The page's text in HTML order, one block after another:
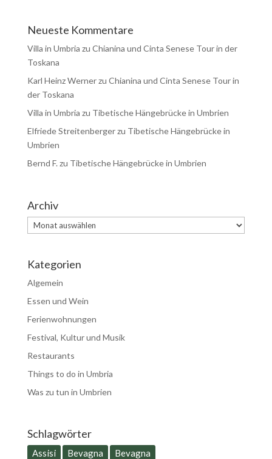
Neueste Kommentare
Villa in Umbria zu Chianina und Cinta Senese Tour in der
Toskana
Karl Heinz Wernerzu Chianina und Cinta Senese Tour in
der Toskana
Villa in Umbria zu Tibetische Hängebrücke in Umbrien
Elfriede Streitenbergerzu Tibetische Hängebrücke in
Umbrien
Bernd F. zu Tibetische Hängebrücke in Umbrien
Archiv
Kategorien
Algemein
Essen und Wein
Ferienwohnungen
Festival, Kultur und Musik
Restaurants
Things to do in Umbria
Was zu tun in Umbrien
Schlagwörter
Assisi Bevagna
Bevagna